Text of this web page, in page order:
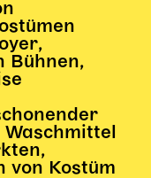
Bühnen,
von Kostüm